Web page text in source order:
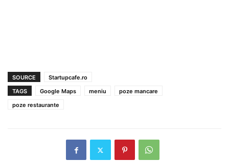
SOURCE
Startupcafe.ro
TAGS
Google Maps meniu
poze mancare
poze restaurante